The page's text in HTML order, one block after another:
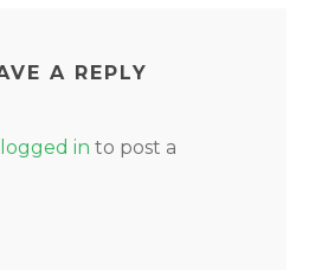
A REPLY
logged in to post a